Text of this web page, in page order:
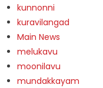
kunnonni
kuravilangad
Main News
melukavu
moonilavu
mundakkayam